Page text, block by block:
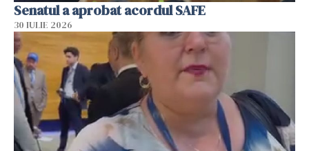
Senatul a aprobat acordul SAFE
30 IULIE 2026